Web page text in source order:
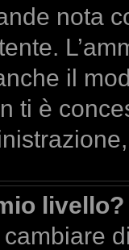
nota
il
ti è
livello?